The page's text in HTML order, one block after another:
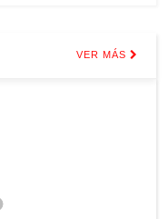
VER MÁS